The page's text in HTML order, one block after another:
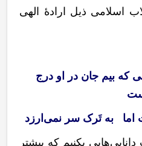
اسلامی ذیل ارادۀ الهی
که بیم جان در او درج
به تَرک سر نمی‌ارزد
بکنیم که بیشتر